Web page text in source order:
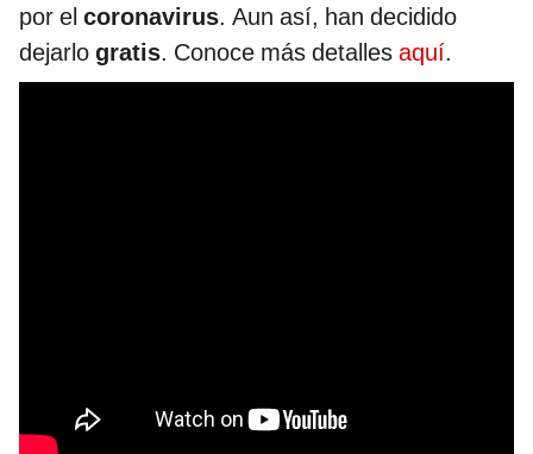
por el coronavirus. Aun así, han decidido
dejarlo gratis. Conoce más detalles aquí.